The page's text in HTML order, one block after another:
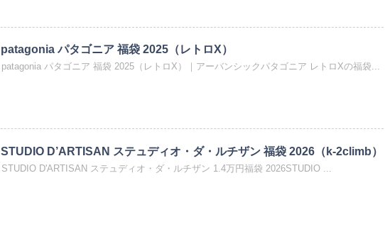
patagonia パタゴニア 福袋 2025（レトロX）
patagonia パタゴニア 福袋 2025（レトロX）｜アーバンシックパタゴニア レトロXの福袋...
STUDIO D’ARTISAN ステュディオ・ダ・ルチザン 福袋 2026（k-2climb）
STUDIO D'ARTISAN ステュディオ・ダ・ルチザン 1.4万円福袋 2026STUDIO ...